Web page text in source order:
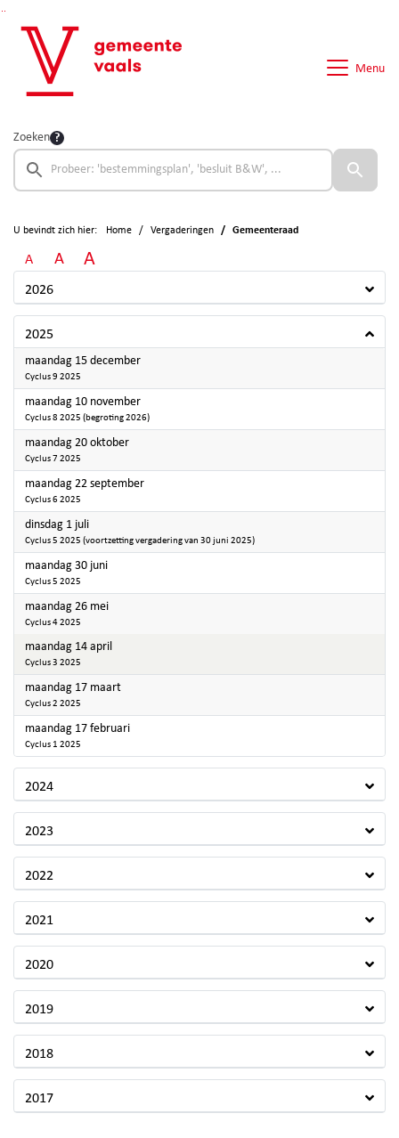
Menu
Zoeken
U bevindt zich hier: Home Vergaderingen Gemeenteraad
A A A
2026
2025
maandag 15 december2025
Cyclus 9 2025
maandag 10 november2025
Cyclus 8 2025 (begroting 2026)
maandag 20 oktober2025
Cyclus 7 2025
maandag 22 september2025
Cyclus 6 2025
dinsdag 1 juli2025
Cyclus 5 2025 (voortzetting vergadering van 30 juni 2025)
maandag 30 juni2025
Cyclus 5 2025
maandag 26 mei2025
Cyclus 4 2025
maandag 14 april
Cyclus 3 2025
maandag 17 maart2025
Cyclus 2 2025
maandag 17 februari2025
Cyclus 1 2025
2024
2023
2022
2021
2020
2019
2018
2017